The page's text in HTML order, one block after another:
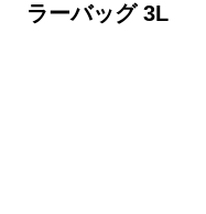
ラーバッグ 3L